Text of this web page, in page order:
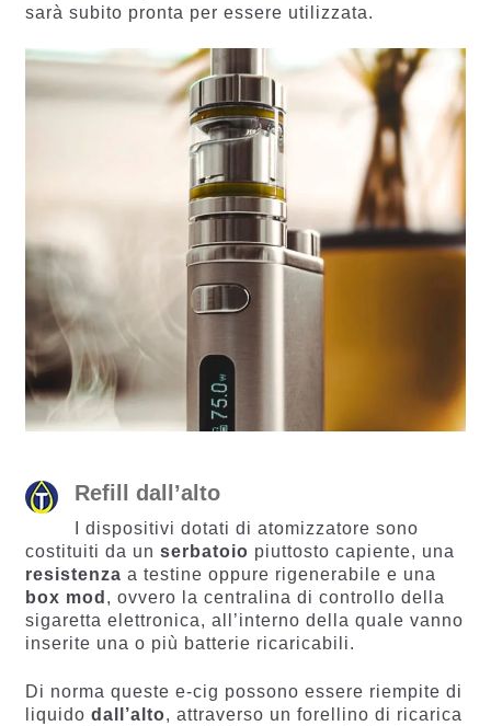
sarà subito pronta per essere utilizzata.
Refill dall’alto
I dispositivi dotati di atomizzatore sono
costituiti da un serbatoio piuttosto capiente, una
resistenza a testine oppure rigenerabile e una
box mod , ovvero la centralina di controllo della
sigaretta elettronica, all’interno della quale vanno
inserite una o più batterie ricaricabili.
Di norma queste e-cig possono essere riempite di
liquido dall’alto, attraverso un forellino di ricarica